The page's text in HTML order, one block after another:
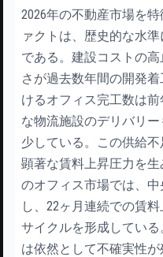
2026年の不動産市場を
ァクトは、歴史的な水
である。建設コストの
さが過去数年間の開発
けるオフィス完工数は
な物流施設のデリバリー
少している。この供給
顕著な賃料上昇圧力を
のオフィス市場では、中
し、22ヶ月連続での賃
サイクルを形成してい
は依然として不確実性